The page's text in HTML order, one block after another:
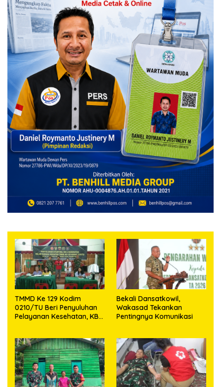
TMMD Ke 129 Kodim
0210/TU Beri Penyuluhan
Pelayanan Kesehatan, KB
Bekali Dansatkowil,
Wakasad Tekankan
Pentingnya Komunikasi